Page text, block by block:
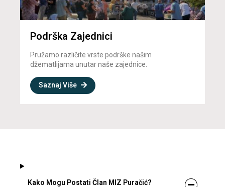
Podrška Zajednici
Pružamo različite vrste podrške našim
džematlijama unutar naše zajednice.
Saznaj Više
Kako Mogu Postati Član MIZ Puračić?